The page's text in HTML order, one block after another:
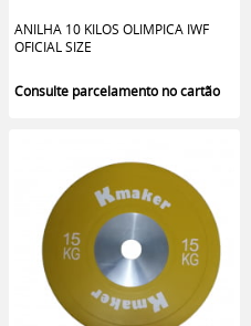
ANILHA 10 KILOS OLIMPICA IWF
OFICIAL SIZE